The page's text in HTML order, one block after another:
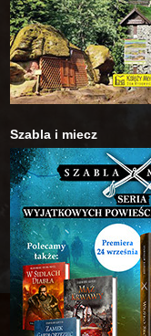
Szabla i miecz